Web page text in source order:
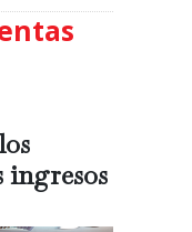
ingresos